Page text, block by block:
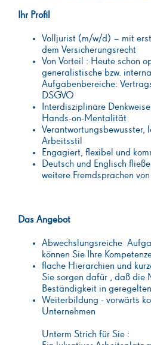
Ihr Profil
Volljurist (m/w/d) – mit
dem Versicherungsrecht
Von Vorteil : Heute schon
generalistische bzw.
Aufgabenbereiche:
DSGVO
Interdisziplinäre
Hands-on-Mentalität
Verantwortungsbewusster,
Arbeitsstil
Engagiert, flexibel und
Deutsch und Englisch
weitere Fremdsprachen von
Das Angebot
Abwechslungsreiche
können Sie Ihre
flache Hierarchien und
Sie sorgen dafür , daß die
Beständigkeit in
Weiterbildung - vorwärts
Unternehmen
Unterm Strich für Sie :